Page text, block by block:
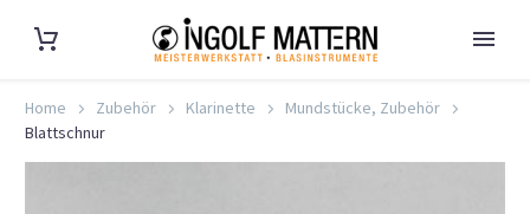
Home Zubehör Klarinette
Mundstücke, Zubehör
Blattschnur